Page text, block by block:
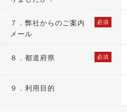
７． 必須
弊社からのご案内
メール
８． 必須
都道府県
９．利用目的